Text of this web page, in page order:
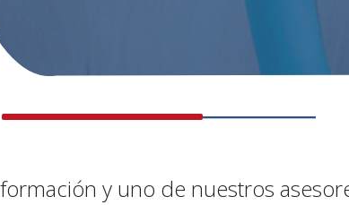
y uno de nuestros